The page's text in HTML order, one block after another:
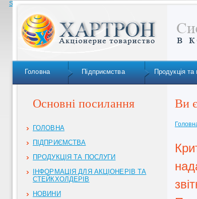
Skip to navigation
Головна Підприємства Продукція та
Основні посилання
ГОЛОВНА
ПІДПРИЄМСТВА
ПРОДУКЦІЯ ТА ПОСЛУГИ
ІНФОРМАЦІЯ ДЛЯ АКЦІОНЕРІВ ТА
СТЕЙКХОЛДЕРІВ
НОВИНИ
Ви